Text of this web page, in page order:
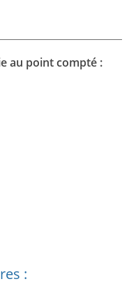
au point compté :
: